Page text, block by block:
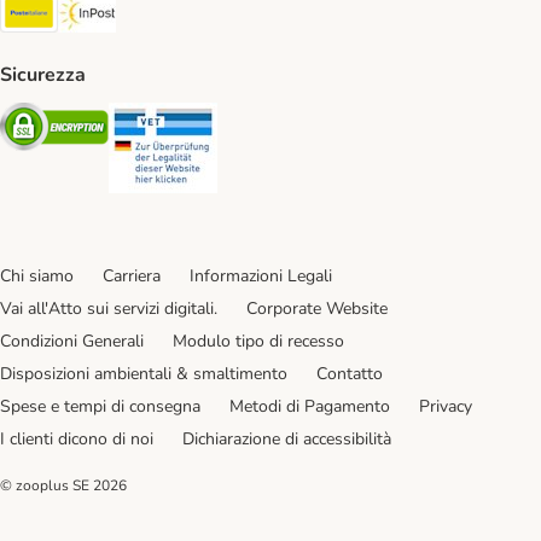
Sicurezza
Security
Chi siamo Carriera
Informazioni Legali
Vai all'Atto sui servizi digitali.
Corporate Website
Condizioni Generali
Modulo tipo di recesso
Disposizioni ambientali & smaltimento
Contatto
Spese e tempi di consegna
Metodi di Pagamento
Privacy
I clienti dicono di noi
Dichiarazione di accessibilità
© zooplus SE 2026